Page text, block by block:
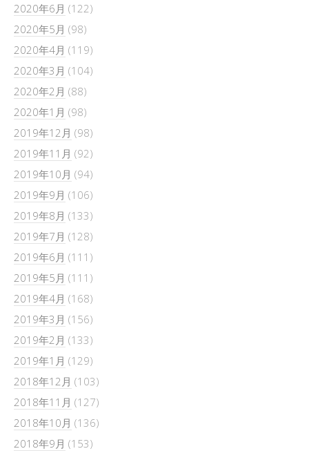
2020年6月 (122)
2020年5月 (98)
2020年4月 (119)
2020年3月 (104)
2020年2月 (88)
2020年1月 (98)
2019年12月 (98)
2019年11月 (92)
2019年10月 (94)
2019年9月 (106)
2019年8月 (133)
2019年7月 (128)
2019年6月 (111)
2019年5月 (111)
2019年4月 (168)
2019年3月 (156)
2019年2月 (133)
2019年1月 (129)
2018年12月 (103)
2018年11月 (127)
2018年10月 (136)
2018年9月 (153)